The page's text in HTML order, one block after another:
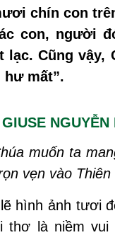
chín con
con, người
lạc. Cũng
hư mất”.
NGUYỄN
muốn ta
vẹn vào Thiên
hình ảnh tươi
thơ là niềm